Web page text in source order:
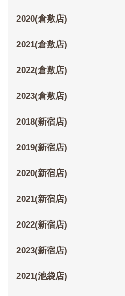
2020(倉敷店)
2021(倉敷店)
2022(倉敷店)
2023(倉敷店)
2018(新宿店)
2019(新宿店)
2020(新宿店)
2021(新宿店)
2022(新宿店)
2023(新宿店)
2021(池袋店)